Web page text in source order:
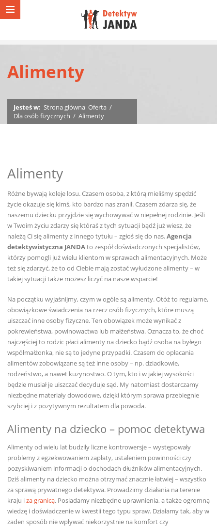
Alimenty
Jesteś w: Strona główna Oferta /
Dla osób fizycznych / Alimenty
Alimenty
Różne bywają koleje losu. Czasem osoba, z którą mieliśmy spędzić
życie okazuje się kimś, kto bardzo nas zranił. Czasem zdarza się, że
naszemu dziecku przyjdzie się wychowywać w niepełnej rodzinie. Jeśli
w Twoim życiu zdarzy się któraś z tych sytuacji bądź już wiesz, że
należą Ci się alimenty z innego tytułu – zgłoś się do nas.Agencja
detektywistyczna JANDAto zespół doświadczonych specjalistów,
którzy pomogli już wielu klientom w sprawach alimentacyjnych. Może
też się zdarzyć, że to od Ciebie mają zostać wyłudzone alimenty – w
takiej sytuacji także możesz liczyć na nasze wsparcie!
Na początku wyjaśnijmy, czym w ogóle są alimenty. Otóż to regularne,
obowiązkowe świadczenia na rzecz osób fizycznych, które muszą
uiszczać inne osoby fizyczne. Ten obowiązek może wynikać z
pokrewieństwa, powinowactwa lub małżeństwa. Oznacza to, że choć
najczęściej to rodzic płaci alimenty na dziecko bądź osoba na byłego
współmałżonka, nie są to jedyne przypadki. Czasem do opłacania
alimentów zobowiązane są też inne osoby – np. dziadkowie,
rodzeństwo, a nawet kuzynostwo. O tym, kto i w jakiej wysokości
będzie musiał je uiszczać decyduje sąd. My natomiast dostarczamy
niezbędne materiały dowodowe, dzięki którym sprawa przebiegnie
szybciej i z pozytywnym rezultatem dla powoda.
Alimenty na dziecko – pomoc detektywa
Alimenty od wielu lat budziły liczne kontrowersje – występowały
problemy z egzekwowaniem zapłaty, ustaleniem powinności czy
pozyskiwaniem informacji o dochodach dłużników alimentacyjnych.
Dziś alimenty na dziecko można otrzymać znacznie łatwiej – wszystko
za sprawą prywatnego detektywa. Prowadzimy działania na terenie
kraju iza granicą. Posiadamy niezbędne uprawnienia, a także ogromną
wiedzę i doświadczenie w kwestii tego typu spraw. Działamy tak, aby w
żaden sposób nie wpływać niekorzystnie na komfort czy